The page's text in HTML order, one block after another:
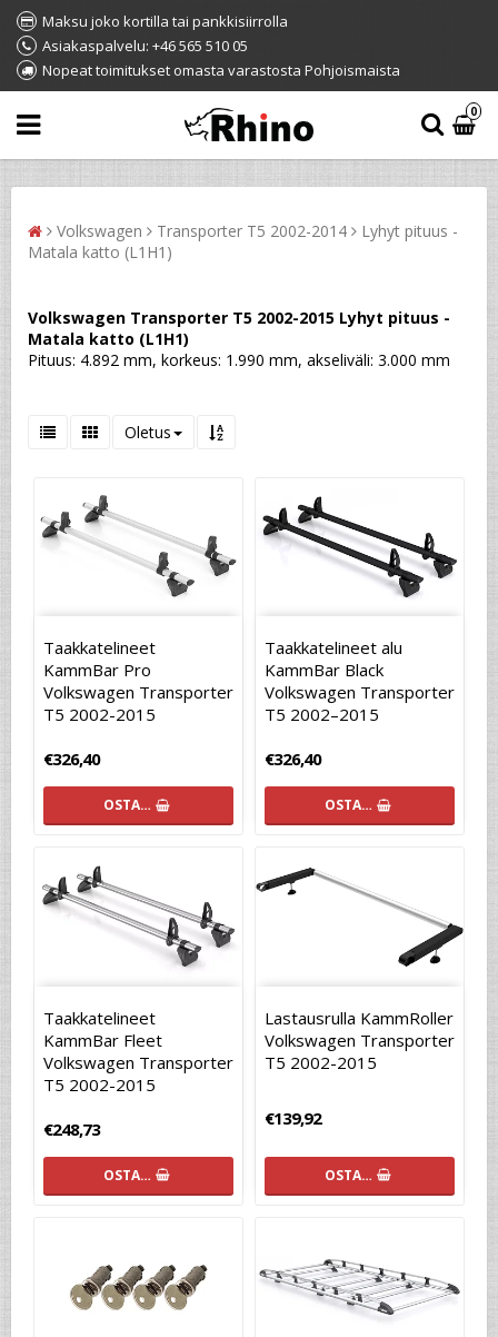
Maksu joko kortilla tai pankkisiirrolla
Asiakaspalvelu: +46 565 510 05
Nopeat toimitukset omasta varastosta Pohjoismaista
0
Volkswagen Transporter T5 2002-2014
Lyhyt pituus -
Matala katto (L1H1)
Volkswagen Transporter T5 2002-2015 Lyhyt pituus -
Matala katto (L1H1)
Pituus: 4.892 mm, korkeus: 1.990 mm, akseliväli: 3.000 mm
Oletus
Taakkatelineet
KammBar Pro
Volkswagen Transporter
T5 2002-2015
€326,40
OSTA…
Taakkatelineet alu
KammBar Black
Volkswagen Transporter
T5 2002–2015
€326,40
OSTA…
Taakkatelineet
KammBar Fleet
Volkswagen Transporter
T5 2002-2015
€248,73
OSTA…
Lastausrulla KammRoller
Volkswagen Transporter
T5 2002-2015
€139,92
OSTA…